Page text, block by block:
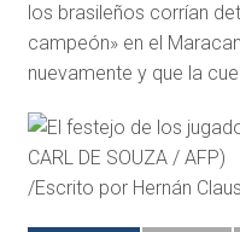
los brasileños corrían
campeón» en el
nuevamente y que la
/Escrito por Hernán